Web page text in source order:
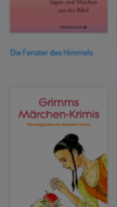
Die Fenster des Himmels